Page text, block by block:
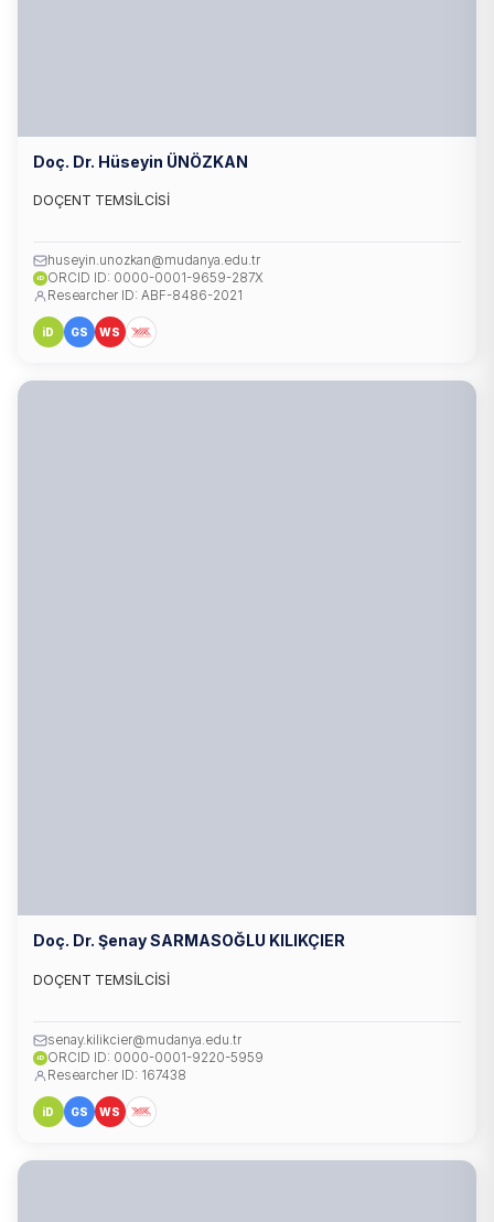
Doç. Dr. Hüseyin ÜNÖZKAN
DOÇENT TEMSİLCİSİ
huseyin.unozkan@mudanya.edu.tr
iD ORCID ID: 0000-0001-9659-287X
Researcher ID: ABF-8486-2021
iD GS WS
Doç. Dr. Şenay SARMASOĞLU KILIKÇIER
DOÇENT TEMSİLCİSİ
senay.kilikcier@mudanya.edu.tr
iD ORCID ID: 0000-0001-9220-5959
Researcher ID: 167438
iD GS WS